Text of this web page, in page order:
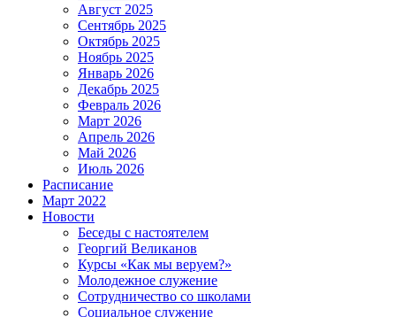
Август 2025
Сентябрь 2025
Октябрь 2025
Ноябрь 2025
Январь 2026
Декабрь 2025
Февраль 2026
Март 2026
Апрель 2026
Май 2026
Июль 2026
Расписание
Март 2022
Новости
Беседы с настоятелем
Георгий Великанов
Курсы «Как мы веруем?»
Молодежное служение
Сотрудничество со школами
Социальное служение